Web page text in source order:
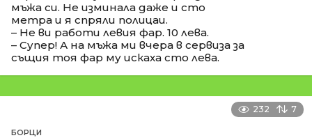
мъжа си. Не изминала даже и сто
метра и я спряли полицаи.
– Не ви работи левия фар. 10 лева.
– Супер! А на мъжа ми вчера в сервиза за
същия тоя фар му искаха сто лева.
232 7
БОРЦИ